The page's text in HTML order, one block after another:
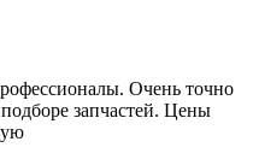
Очень точно
запчастей. Цены